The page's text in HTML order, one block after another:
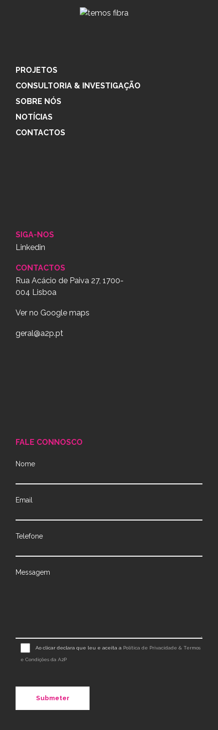
PROJETOS
CONSULTORIA & INVESTIGAÇÃO
SOBRE NÓS
NOTÍCIAS
CONTACTOS
SIGA-NOS
Linkedin
CONTACTOS
Rua Acácio de Paiva 27, 1700-
004 Lisboa
Ver no Google maps
geral@a2p.pt
FALE CONNOSCO
Nome
Email
Telefone
Messagem
Ao clicar declara que leu e aceita a Política de Privacidade & Termos
e Condições da A2P